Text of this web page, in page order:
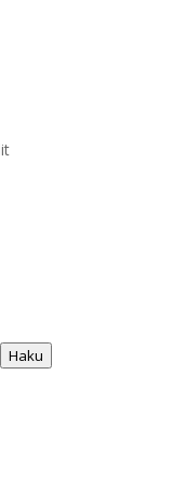
Haku